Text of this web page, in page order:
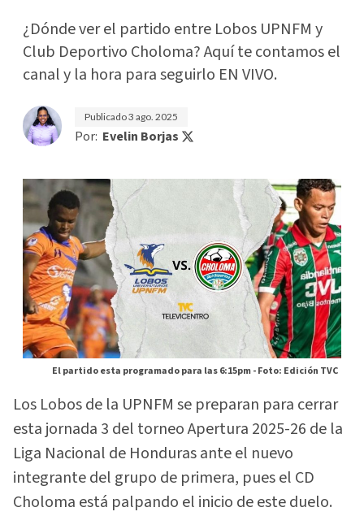
¿Dónde ver el partido entre Lobos UPNFM y
Club Deportivo Choloma? Aquí te contamos el
canal y la hora para seguirlo EN VIVO.
Publicado3 ago. 2025
Por: Evelin Borjas
El partido esta programado para las 6:15pm -Foto: Edición TVC
Los Lobos de la UPNFM se preparan para cerrar
esta jornada 3 del torneo Apertura 2025-26 de la
Liga Nacional de Honduras ante el nuevo
integrante del grupo de primera, pues el CD
Choloma está palpando el inicio de este duelo.